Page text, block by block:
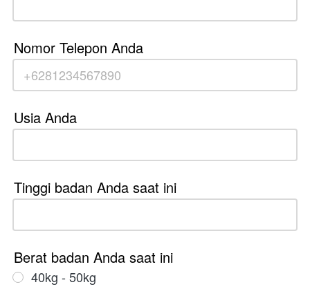
Nomor Telepon Anda
Usia Anda
Tinggi badan Anda saat ini
Berat badan Anda saat ini
40kg - 50kg